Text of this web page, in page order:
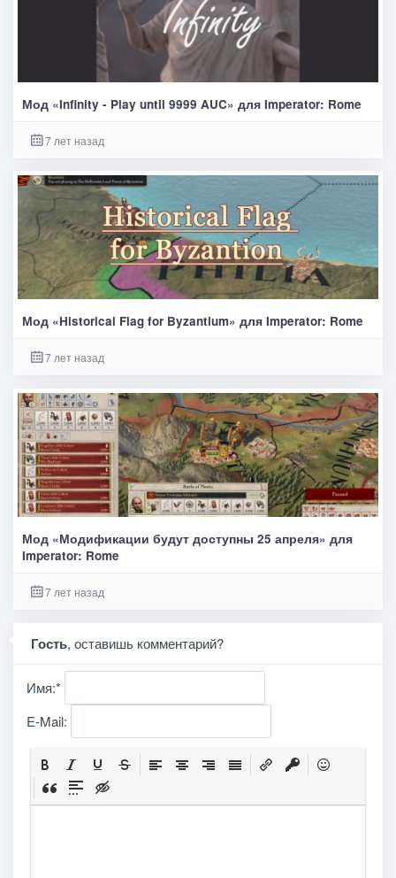
Мод «Infinity - Play until 9999 AUC» для Imperator: Rome
7 лет назад
Мод «Historical Flag for Byzantium» для Imperator: Rome
7 лет назад
Мод «Модификации будут доступны 25 апреля» для
Imperator: Rome
7 лет назад
Гость, оставишь комментарий?
Имя:*
E-Mail: